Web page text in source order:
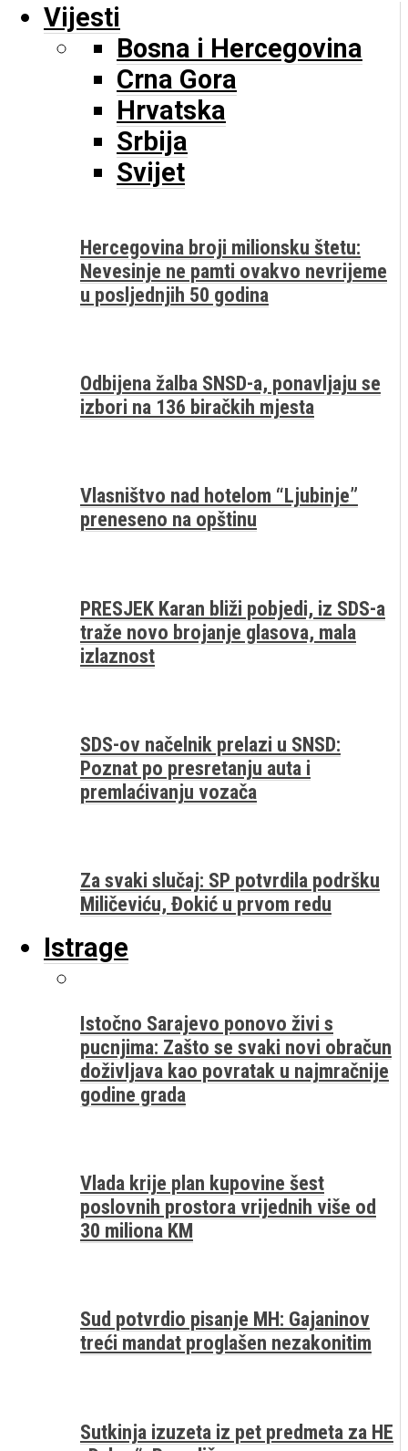
Vijesti
Bosna i Hercegovina
Crna Gora
Hrvatska
Srbija
Svijet
Hercegovina broji milionsku štetu:
Nevesinje ne pamti ovakvo nevrijeme
u posljednjih 50 godina
Odbijena žalba SNSD-a, ponavljaju se
izbori na 136 biračkih mjesta
Vlasništvo nad hotelom “Ljubinje”
preneseno na opštinu
PRESJEK Karan bliži pobjedi, iz SDS-a
traže novo brojanje glasova, mala
izlaznost
SDS-ov načelnik prelazi u SNSD:
Poznat po presretanju auta i
premlaćivanju vozača
Za svaki slučaj: SP potvrdila podršku
Miličeviću, Đokić u prvom redu
Istrage
Istočno Sarajevo ponovo živi s
pucnjima: Zašto se svaki novi obračun
doživljava kao povratak u najmračnije
godine grada
Vlada krije plan kupovine šest
poslovnih prostora vrijednih više od
30 miliona KM
Sud potvrdio pisanje MH: Gajaninov
treći mandat proglašen nezakonitim
Sutkinja izuzeta iz pet predmeta za HE